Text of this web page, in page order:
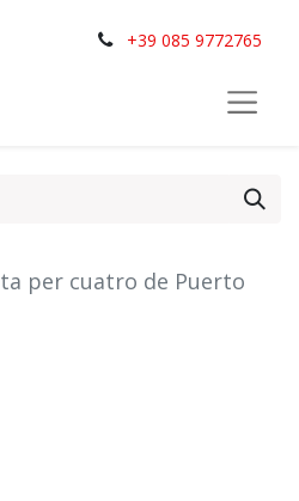
+39 085 9772765
per cuatro de Puerto